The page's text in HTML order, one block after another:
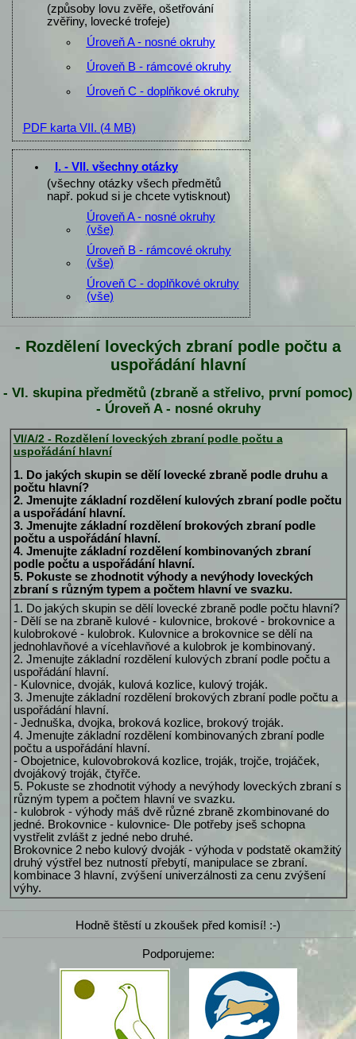
(způsoby lovu zvěře, ošetřování
zvěřiny, lovecké trofeje)
Úroveň A - nosné okruhy
Úroveň B - rámcové okruhy
Úroveň C - doplňkové okruhy
PDF karta VII. (4 MB)
I. - VII. všechny otázky
(všechny otázky všech předmětů
např. pokud si je chcete vytisknout)
Úroveň A - nosné okruhy
(vše)
Úroveň B - rámcové okruhy
(vše)
Úroveň C - doplňkové okruhy
(vše)
- Rozdělení loveckých zbraní podle počtu a
uspořádání hlavní
- VI. skupina předmětů (zbraně a střelivo, první pomoc)
- Úroveň A - nosné okruhy
VI/A/2 - Rozdělení loveckých zbraní podle počtu a
uspořádání hlavní
1. Do jakých skupin se dělí lovecké zbraně podle druhu a
počtu hlavní?
2. Jmenujte základní rozdělení kulových zbraní podle počtu
a uspořádání hlavní.
3. Jmenujte základní rozdělení brokových zbraní podle
počtu a uspořádání hlavní.
4. Jmenujte základní rozdělení kombinovaných zbraní
podle počtu a uspořádání hlavní.
5. Pokuste se zhodnotit výhody a nevýhody loveckých
zbraní s různým typem a počtem hlavní ve svazku.
1. Do jakých skupin se dělí lovecké zbraně podle počtu hlavní?
- Dělí se na zbraně kulové - kulovnice, brokové - brokovnice a
kulobrokové - kulobrok. Kulovnice a brokovnice se dělí na
jednohlavňové a vícehlavňové a kulobrok je kombinovaný.
2. Jmenujte základní rozdělení kulových zbraní podle počtu a
uspořádání hlavní.
- Kulovnice, dvoják, kulová kozlice, kulový troják.
3. Jmenujte základní rozdělení brokových zbraní podle počtu a
uspořádání hlavní.
- Jednuška, dvojka, broková kozlice, brokový troják.
4. Jmenujte základní rozdělení kombinovaných zbraní podle
počtu a uspořádání hlavní.
- Obojetnice, kulovobroková kozlice, troják, trojče, trojáček,
dvojákový troják, čtyřče.
5. Pokuste se zhodnotit výhody a nevýhody loveckých zbraní s
různým typem a počtem hlavní ve svazku.
- kulobrok - výhody máš dvě různé zbraně zkombinované do
jedné. Brokovnice - kulovnice- Dle potřeby jseš schopna
vystřelit zvlášt z jedné nebo druhé.
Brokovnice 2 nebo kulový dvoják - výhoda v podstatě okamžitý
druhý výstřel bez nutností přebytí, manipulace se zbraní.
kombinace 3 hlavní, zvýšení univerzálnosti za cenu zvýšení
výhy.
Hodně štěstí u zkoušek před komisí! :-)
Podporujeme: